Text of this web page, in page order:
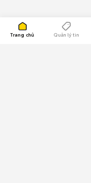
Trang chủ Quản lý tin